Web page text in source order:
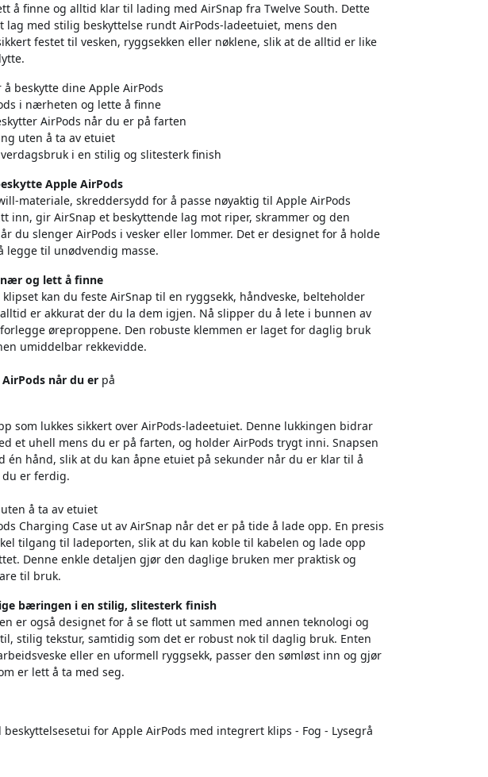
å finne og alltid klar til lading med AirSnap fra Twelve South. Dette
med stilig beskyttelse rundt AirPods-ladeetuiet, mens den
festet til vesken, ryggsekken eller nøklene, slik at de alltid er like
beskytte dine Apple AirPods
i nærheten og lette å finne
AirPods når du er på farten
uten å ta av etuiet
i en stilig og slitesterk finish
Apple AirPods
materiale, skreddersydd for å passe nøyaktig til Apple AirPods
inn, gir AirSnap et beskyttende lag mot riper, skrammer og den
du slenger AirPods i vesker eller lommer. Det er designet for å holde
legge til unødvendig masse.
og lett å finne
kan du feste AirSnap til en ryggsekk, håndveske, belteholder
er akkurat der du la dem igjen. Nå slipper du å lete i bunnen av
øreproppene. Den robuste klemmen er laget for daglig bruk
umiddelbar rekkevidde.
når du erpå
som lukkes sikkert over AirPods-ladeetuiet. Denne lukkingen bidrar
et uhell mens du er på farten, og holder AirPods trygt inni. Snapsen
hånd, slik at du kan åpne etuiet på sekunder når du er klar til å
du er ferdig.
å ta av etuiet
Charging Case ut av AirSnap når det er på tide å lade opp. En presis
tilgang til ladeporten, slik at du kan koble til kabelen og lade opp
Denne enkle detaljen gjør den daglige bruken mer praktisk og
til bruk.
bæringen i en stilig, slitesterk finish
er også designet for å se flott ut sammen med annen teknologi og
stilig tekstur, samtidig som det er robust nok til daglig bruk. Enten
eller en uformell ryggsekk, passer den sømløst inn og gjør
er lett å ta med seg.
beskyttelsesetui for Apple AirPods med integrert klips - Fog - Lysegrå